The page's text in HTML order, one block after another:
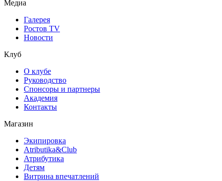
Медиа
Галерея
Ростов TV
Новости
Клуб
О клубе
Руководство
Спонсоры и партнеры
Академия
Контакты
Магазин
Экипировка
Atributika&Club
Атрибутика
Детям
Витрина впечатлений